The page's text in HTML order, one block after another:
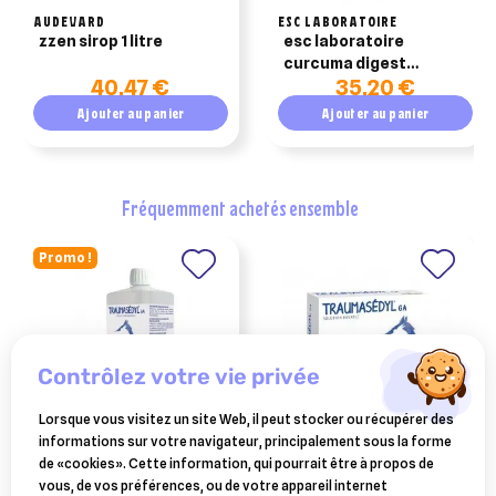
AUDEVARD
zzen sirop 1 litre
40,47 €
Ajouter au panier
ESC LABORATOIRE
esc laboratoire
curcuma digest
confort digestif du
cheval 1l
35,20 €
Ajouter au panier
fréquemment achetés ensemble
Promo !
BOIRON
traumasedyl 1 litre solution
BOIRON
traumasedyl 12 ampoules
contrôlez votre vie privée
Lorsque vous visitez un site Web, il peut stocker ou récupérer des
informations sur votre navigateur, principalement sous la forme
de «cookies». Cette information, qui pourrait être à propos de
vous, de vos préférences, ou de votre appareil internet